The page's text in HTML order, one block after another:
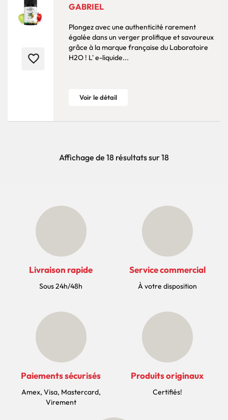
favorite_border
GABRIEL
Plongez avec une authenticité rarement
égalée dans un verger prolifique et savoureux
grâce à la marque française du Laboratoire
H2O ! L' e-liquide...
Voir le détail
Affichage de 18 résultats sur 18
Livraison rapide
Sous 24h/48h
Service commercial
À votre disposition
Paiements sécurisés
Amex, Visa, Mastercard,
Virement
Produits originaux
Certifiés!